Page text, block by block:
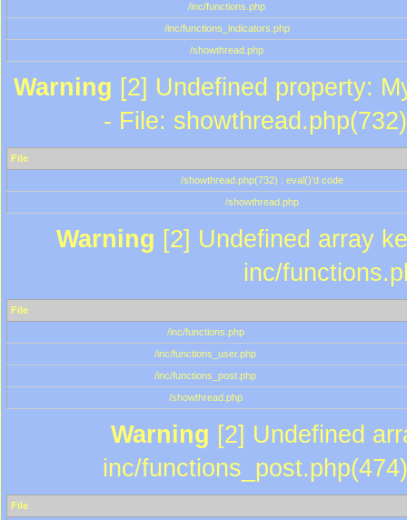
/inc/functions.php
/inc/functions_indicators.php
/showthread.php
Warning [2] Undefined property:
- File:
File
/showthread.php(732) : eval()'d code
/showthread.php
Warning [2] Undefined array
inc/
File
/inc/functions.php
/inc/functions_user.php
/inc/functions_post.php
/showthread.php
Warning [2] Undefined
inc/
File